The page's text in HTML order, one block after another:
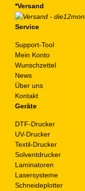
*Versand
Service
Support-Tool
Mein Konto
Wunschzettel
News
Über uns
Kontakt
Geräte
DTF-Drucker
UV-Drucker
Textil-Drucker
Solventdrucker
Laminatoren
Lasersysteme
Schneideplotter